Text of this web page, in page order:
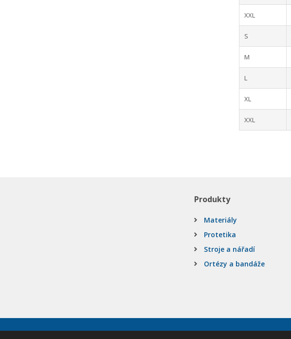
XXL
S
M
L
XL
XXL
Produkty
Materiály
Protetika
Stroje a nářadí
Ortézy a bandáže